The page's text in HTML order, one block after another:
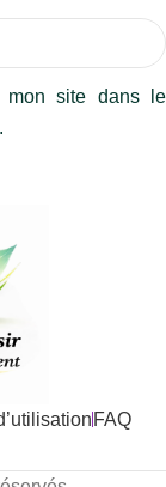
mon site dans le
FAQ